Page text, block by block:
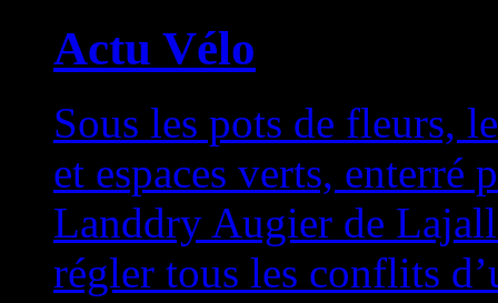
Actu Vélo
Sous les pots de fleurs,
et espaces verts, enterré
Landdry Augier de
régler tous les conflits